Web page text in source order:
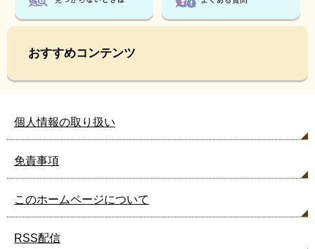
おすすめコンテンツ
個人情報の取り扱い
免責事項
このホームページについて
RSS配信